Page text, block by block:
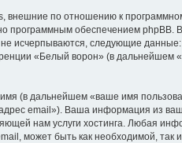
по отношению к
программным обеспечением
исчерпываются, следующие
«Белый ворон» (в дальнейшем
(в дальнейшем «ваше имя
email»). Ваша информация из
нам услуги хостинга. Любая
может быть как необходимой, так